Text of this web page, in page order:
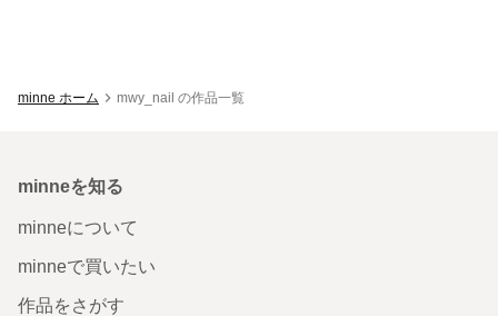
minne ホーム mwy_nail の作品一覧
minneを知る
minneについて
minneで買いたい
作品をさがす